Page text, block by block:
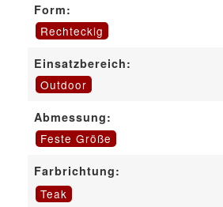
Form:
Rechteckig
Einsatzbereich:
Outdoor
Abmessung:
Feste Größe
Farbrichtung:
Teak